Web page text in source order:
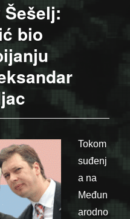
Šešelj:
bio
Tokom
suđenj
a na
Međun
arodno